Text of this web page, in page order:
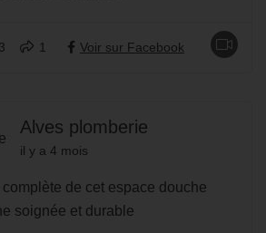
3 1 Voir sur Facebook
Alves plomberie
il y a 4 mois
complète de cet espace douche
soignée et durable